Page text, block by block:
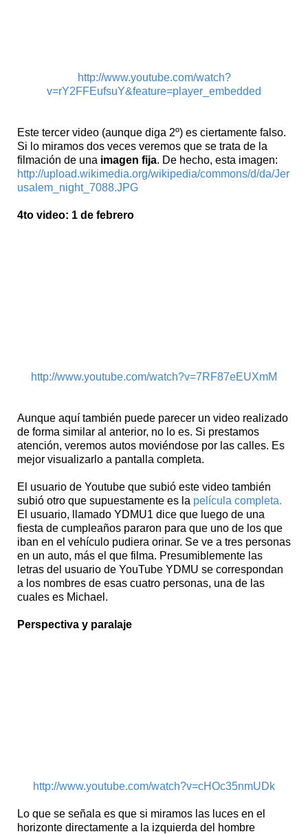
http://www.youtube.com/watch?
v=rY2FFEufsuY&feature=player_embedded
Este tercer video (aunque diga 2º) es ciertamente falso.
Si lo miramos dos veces veremos que se trata de la
filmación de una imagen fija. De hecho, esta imagen:
http://upload.wikimedia.org/wikipedia/commons/d/da/Jer
usalem_night_7088.JPG
4to video: 1 de febrero
http://www.youtube.com/watch?v=7RF87eEUXmM
Aunque aquí también puede parecer un video realizado
de forma similar al anterior, no lo es. Si prestamos
atención, veremos autos moviéndose por las calles. Es
mejor visualizarlo a pantalla completa.
El usuario de Youtube que subió este video también
subió otro que supuestamente es la película completa.
El usuario, llamado YDMU1 dice que luego de una
fiesta de cumpleaños pararon para que uno de los que
iban en el vehículo pudiera orinar. Se ve a tres personas
en un auto, más el que filma. Presumiblemente las
letras del usuario de YouTube YDMU se correspondan
a los nombres de esas cuatro personas, una de las
cuales es Michael.
Perspectiva y paralaje
http://www.youtube.com/watch?v=cHOc35nmUDk
Lo que se señala es que si miramos las luces en el
horizonte directamente a la izquierda del hombre